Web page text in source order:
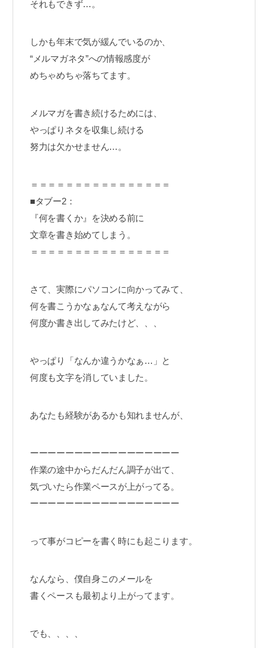
それもできず…。
しかも年末で気が緩んでいるのか、
“メルマガネタ”への情報感度が
めちゃめちゃ落ちてます。
メルマガを書き続けるためには、
やっぱりネタを収集し続ける
努力は欠かせません…。
＝＝＝＝＝＝＝＝＝＝＝＝＝＝＝＝
■タブー2：
『何を書くか』を決める前に
文章を書き始めてしまう。
＝＝＝＝＝＝＝＝＝＝＝＝＝＝＝＝
さて、実際にパソコンに向かってみて、
何を書こうかなぁなんて考えながら
何度か書き出してみたけど、、、
やっぱり「なんか違うかなぁ…」と
何度も文字を消していました。
あなたも経験があるかも知れませんが、
ーーーーーーーーーーーーーーーーー
作業の途中からだんだん調子が出て、
気づいたら作業ペースが上がってる。
ーーーーーーーーーーーーーーーーー
って事がコピーを書く時にも起こります。
なんなら、僕自身このメールを
書くペースも最初より上がってます。
でも、、、、